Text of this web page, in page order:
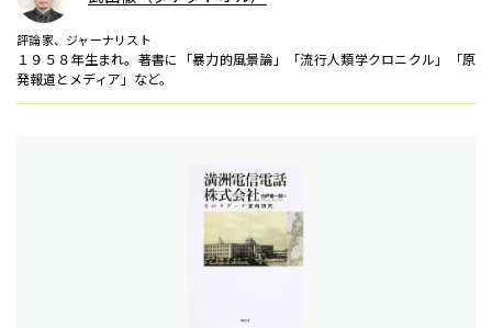
評論家、ジャーナリスト
１９５８年生まれ。著書に「暴力的風景論」「流行人類学クロニクル」「原
発報道とメディア」など。